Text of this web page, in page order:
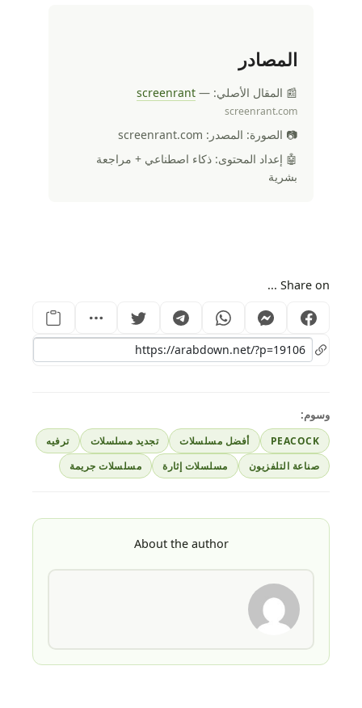
المصادر
📰 المقال الأصلي: screenrant —
screenrant.com
📷 الصورة: المصدر: screenrant.com
🤖 إعداد المحتوى: ذكاء اصطناعي + مراجعة
بشرية
Share on ...
وسوم:
PEACOCK أفضل مسلسلات تجديد مسلسلات
ترفيه
صناعة التلفزيون
مسلسلات إثارة مسلسلات جريمة
About the author